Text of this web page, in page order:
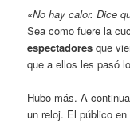
«No hay calor. Dice
Sea como fuere la
espectadores que
que a ellos les pasó
Hubo más. A
un reloj. El público